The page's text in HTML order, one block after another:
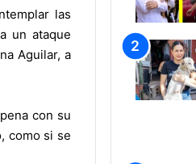
las
un ataque
Aguilar, a
con su
como si se